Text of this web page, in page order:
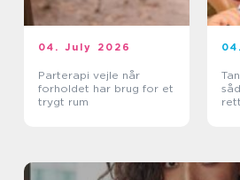
04. July 2026
Parterapi vejle når
forholdet har brug for et
trygt rum